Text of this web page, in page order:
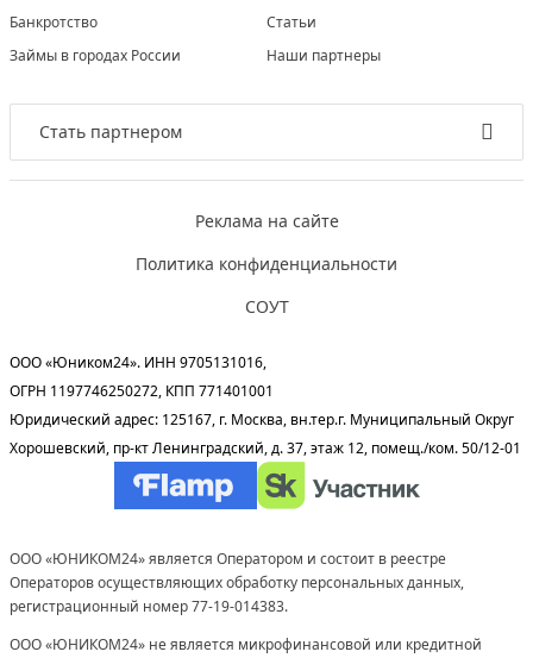
Банкротство
Займы в городах России
Статьи
Наши партнеры
Стать партнером
Реклама на сайте
Политика конфиденциальности
СОУТ
ООО «Юником24». ИНН 9705131016,
ОГРН 1197746250272, КПП 771401001
Юридический адрес: 125167, г. Москва, вн.тер.г. Муниципальный Округ
Хорошевский, пр-кт Ленинградский, д. 37, этаж 12, помещ./ком. 50/12-01
ООО «ЮНИКОМ24» является Оператором и состоит в реестре
Операторов осуществляющих обработку персональных данных,
регистрационный номер 77-19-014383.
ООО «ЮНИКОМ24» не является микрофинансовой или кредитной